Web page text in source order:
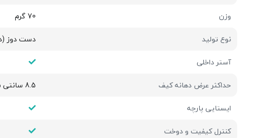
وزن
70 گرم
نوع تولید
دست دوز
آستر داخلی
حداکثر عرض دهانه کیف
8.5 سانتی متر
ایستایی پارچه
کنترل کیفیت و دوخت